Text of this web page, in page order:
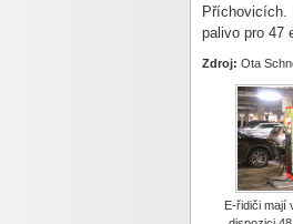
Příchovicích.
palivo pro 47
Zdroj: Ota
E-řidiči mají